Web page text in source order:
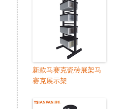
新款马赛克瓷砖展架马
赛克展示架